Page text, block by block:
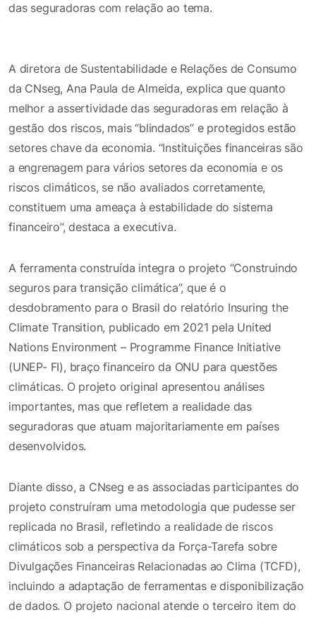
das seguradoras com relação ao tema.
A diretora de Sustentabilidade e Relações de Consumo
da CNseg, Ana Paula de Almeida, explica que quanto
melhor a assertividade das seguradoras em relação à
gestão dos riscos, mais “blindados” e protegidos estão
setores chave da economia. “Instituições financeiras são
a engrenagem para vários setores da economia e os
riscos climáticos, se não avaliados corretamente,
constituem uma ameaça à estabilidade do sistema
financeiro”, destaca a executiva.
A ferramenta construída integra o projeto “Construindo
seguros para transição climática”, que é o
desdobramento para o Brasil do relatório Insuring the
Climate Transition, publicado em 2021 pela United
Nations Environment – Programme Finance Initiative
(UNEP- FI), braço financeiro da ONU para questões
climáticas. O projeto original apresentou análises
importantes, mas que refletem a realidade das
seguradoras que atuam majoritariamente em países
desenvolvidos.
Diante disso, a CNseg e as associadas participantes do
projeto construíram uma metodologia que pudesse ser
replicada no Brasil, refletindo a realidade de riscos
climáticos sob a perspectiva da Força-Tarefa sobre
Divulgações Financeiras Relacionadas ao Clima (TCFD),
incluindo a adaptação de ferramentas e disponibilização
de dados. O projeto nacional atende o terceiro item do